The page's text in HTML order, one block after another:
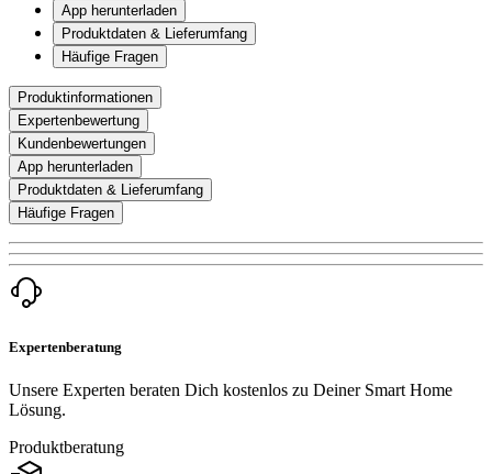
App herunterladen
Produktdaten & Lieferumfang
Häufige Fragen
Produktinformationen
Expertenbewertung
Kundenbewertungen
App herunterladen
Produktdaten & Lieferumfang
Häufige Fragen
Expertenberatung
Unsere Experten beraten Dich kostenlos zu Deiner Smart Home
Lösung.
Produktberatung